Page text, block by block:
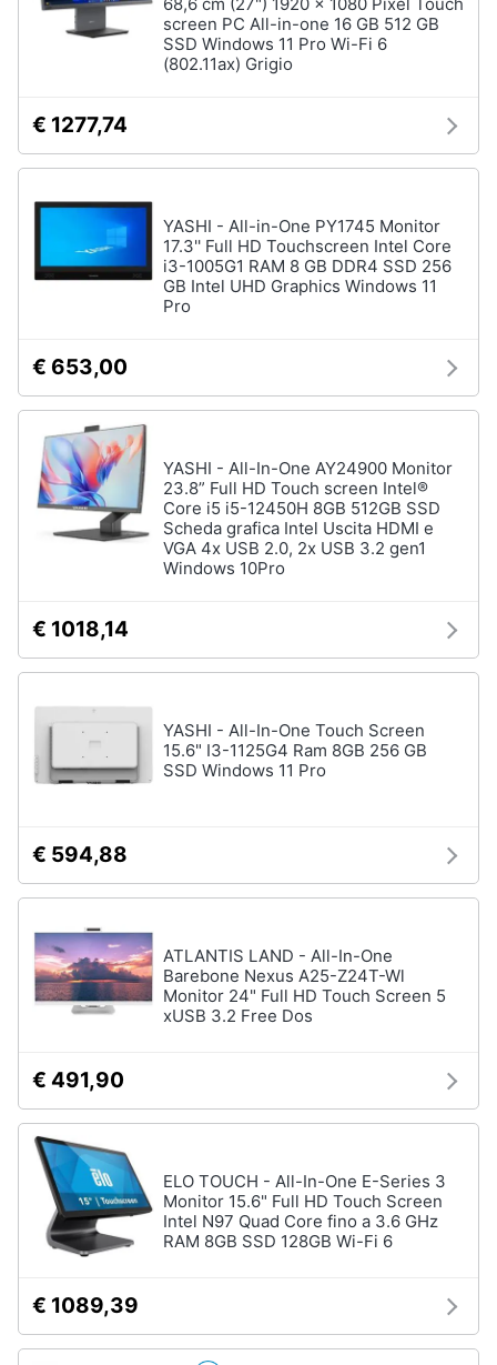
Termostato
tutti
Webcam
Sistema
windows
Vedi
tutti
screen PC All-in-one 16 GB 512 GB
SSD Windows 11 Pro Wi-Fi 6
(802.11ax) Grigio
€ 1277,74
YASHI - All-in-One PY1745 Monitor
17.3'' Full HD Touchscreen Intel Core
i3-1005G1 RAM 8 GB DDR4 SSD 256
GB Intel UHD Graphics Windows 11
Pro
€ 653,00
YASHI - All-In-One AY24900 Monitor
23.8” Full HD Touch screen Intel®
Core i5 i5-12450H 8GB 512GB SSD
Scheda grafica Intel Uscita HDMI e
VGA 4x USB 2.0, 2x USB 3.2 gen1
Windows 10Pro
€ 1018,14
YASHI - All-In-One Touch Screen
15.6" I3-1125G4 Ram 8GB 256 GB
SSD Windows 11 Pro
€ 594,88
ATLANTIS LAND - All-In-One
Barebone Nexus A25-Z24T-Wl
Monitor 24" Full HD Touch Screen 5
xUSB 3.2 Free Dos
€ 491,90
ELO TOUCH - All-In-One E-Series 3
Monitor 15.6" Full HD Touch Screen
Intel N97 Quad Core fino a 3.6 GHz
RAM 8GB SSD 128GB Wi-Fi 6
€ 1089,39